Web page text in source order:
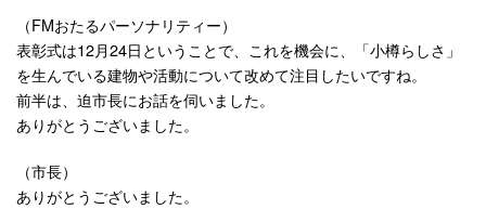
（FMおたるパーソナリティー）
表彰式は12月24日ということで、これを機会に、「小樽らしさ」
を生んでいる建物や活動について改めて注目したいですね。
前半は、迫市長にお話を伺いました。
ありがとうございました。
（市長）
ありがとうございました。